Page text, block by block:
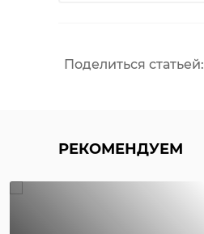
Поделиться статьей:
РЕКОМЕНДУЕМ